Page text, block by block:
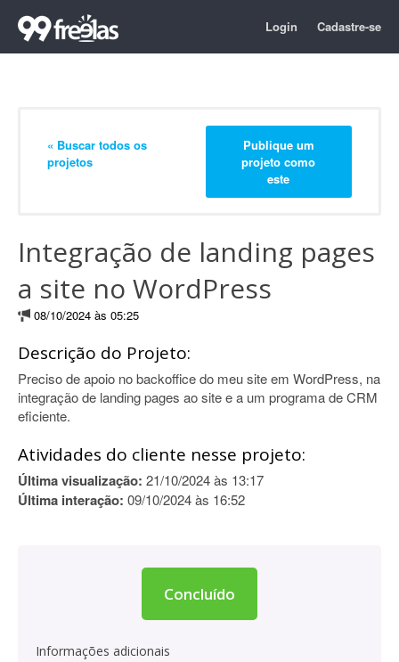
Login Cadastre-se
« Buscar todos os
projetos
Publique um
projeto como
este
Integração de landing pages
a site no WordPress
08/10/2024 às 05:25
Descrição do Projeto:
Preciso de apoio no backoffice do meu site em WordPress, na
integração de landing pages ao site e a um programa de CRM
eficiente.
Atividades do cliente nesse projeto:
Última visualização: 21/10/2024 às 13:17
Última interação: 09/10/2024 às 16:52
Concluído
Informações adicionais